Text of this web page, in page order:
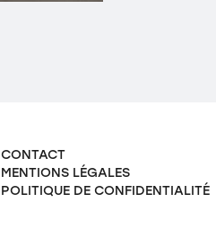
CONTACT
MENTIONS LÉGALES
POLITIQUE DE CONFIDENTIALITÉ